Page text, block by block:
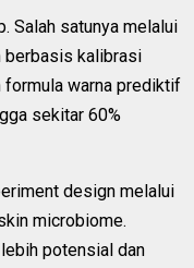
Salah satunya melalui
berbasis kalibrasi
warna prediktif
sekitar 60%
design melalui
microbiome.
potensial dan